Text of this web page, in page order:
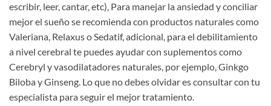
escribir, leer, cantar, etc), Para manejar la ansiedad y conciliar
mejor el sueño se recomienda con productos naturales como
Valeriana, Relaxus o Sedatif, adicional, para el debilitamiento
a nivel cerebral te puedes ayudar con suplementos como
Cerebryl y vasodilatadores naturales, por ejemplo, Ginkgo
Biloba y Ginseng. Lo que no debes olvidar es consultar con tu
especialista para seguir el mejor tratamiento.